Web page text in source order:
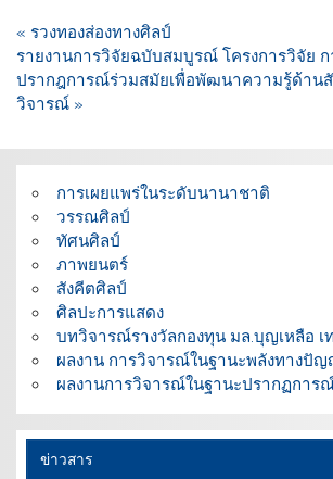
แนะแนว
เรื่อง
« รวงทองส่องทางศิลป์
รายงานการวิจัยฉบับสมบูรณ์ โครงการวิจัย
ปรากฎการณ์ร่วมสมัยเพื่อพัฒนาความรู้ด้าน
วิจารณ์ »
การเผยแพร่ในระดับนานาชาติ
วรรณศิลป์
ทัศนศิลป์
ภาพยนตร์
สังคีตศิลป์
ศิลปะการแสดง
บทวิจารณ์รางวัลกองทุน มล.บุญเหลือ
ผลงาน การวิจารณ์ในฐานะพลังทางปั
ผลงานการวิจารณ์ในฐานะปรากฏการ
ข่าวสาร